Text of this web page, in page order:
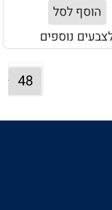
הוסף לסל
נוספים